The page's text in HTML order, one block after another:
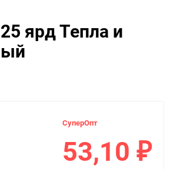
ярд Тепла и
СуперОпт
53,10 ₽